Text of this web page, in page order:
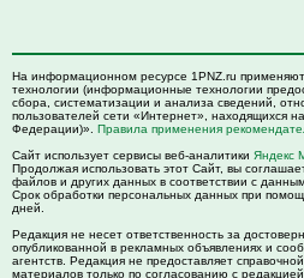
На информационном ресурсе 1PNZ.ru
технологии (информационные технологии
сбора, систематизации и анализа сведений,
пользователей сети «Интернет», находящихся
Федерации)». Правила применения
Сайт использует сервисы веб-аналитики Яндекс
Продолжая использовать этот Сайт, вы
файлов и других данных в соответствии с
Срок обработки персональных данных при
дней.
Редакция не несет ответственность за
опубликованной в рекламных объявлениях и
агентств. Редакция не предоставляет
материалов только по согласованию с редакцией.